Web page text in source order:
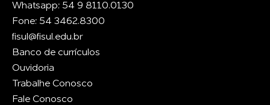
Whatsapp: 54 9 8110.0130
Fone: 54 3462.8300
fisul@fisul.edu.br
Banco de currículos
Ouvidoria
Trabalhe Conosco
Fale Conosco